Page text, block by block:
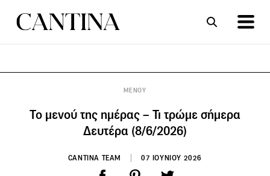
ΜΕΝΟΥ
Το μενού της ημέρας – Τι τρώμε σήμερα
Δευτέρα (8/6/2026)
CANTINA TEAM 07 ΙΟΥΝΙΟΥ 2026